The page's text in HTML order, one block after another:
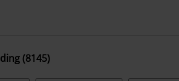
(8145)